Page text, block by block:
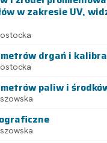
w zakresie UV,
drgań i
paliw i